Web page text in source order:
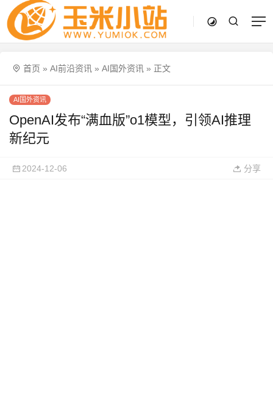
首页 » AI前沿资讯 » AI国外资讯 » 正文
AI国外资讯
OpenAI发布“满血版”o1模型，引领AI推理
新纪元
2024-12-06 分享